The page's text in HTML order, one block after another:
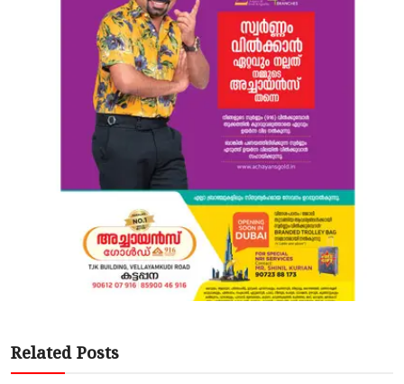
Related Posts